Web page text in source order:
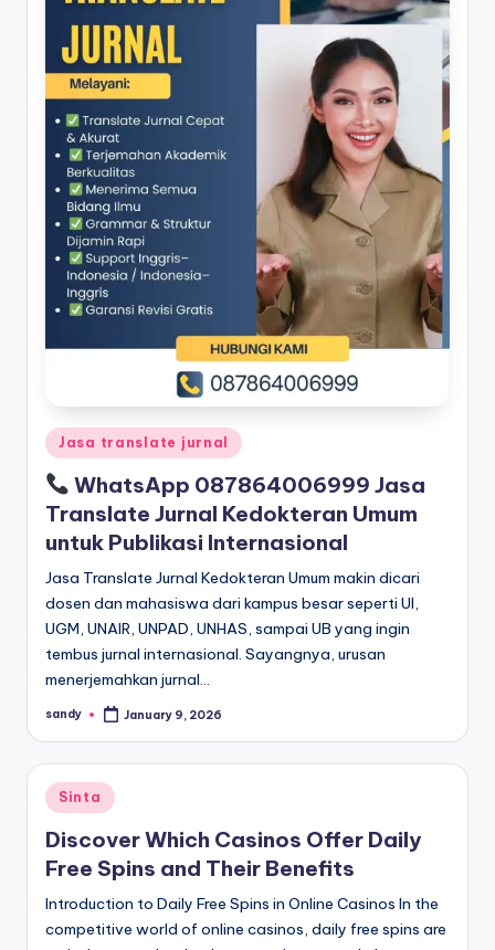
Posted
in
Jasa translate jurnal
WhatsApp 087864006999 Jasa
Translate Jurnal Kedokteran Umum
untuk Publikasi Internasional
Jasa Translate Jurnal Kedokteran Umum makin dicari
dosen dan mahasiswa dari kampus besar seperti UI,
UGM, UNAIR, UNPAD, UNHAS, sampai UB yang ingin
tembus jurnal internasional. Sayangnya, urusan
menerjemahkan jurnal…
Posted
sandy January 9, 2026
Posted
in
Sinta
Discover Which Casinos Offer Daily
Free Spins and Their Benefits
Introduction to Daily Free Spins in Online Casinos In the
competitive world of online casinos, daily free spins are